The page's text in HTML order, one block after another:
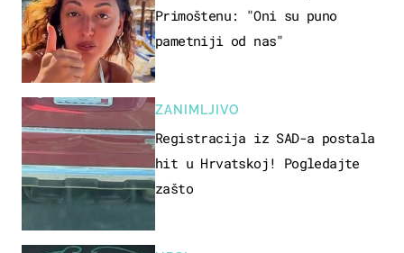
Primoštenu: "Oni su puno
pametniji od nas"
ZANIMLJIVO
Registracija iz SAD-a postala
hit u Hrvatskoj! Pogledajte
zašto